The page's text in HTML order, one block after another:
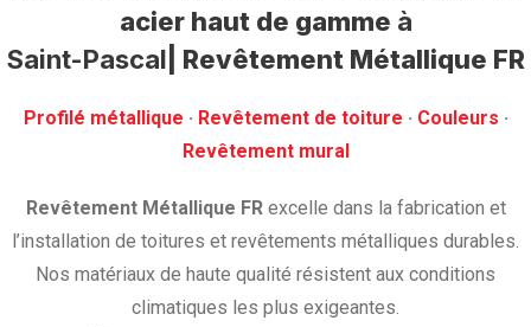
acier haut de gamme à
Saint-Pascal | Revêtement Métallique FR
Profilé métallique · ‎ Revêtement de toiture · ‎ Couleurs ·
‎Revêtement mural
Revêtement Métallique FRexcelle dans la fabrication et
l’installation de toitures et revêtements métalliques durables.
Nos matériaux de haute qualité résistent aux conditions
climatiques les plus exigeantes.